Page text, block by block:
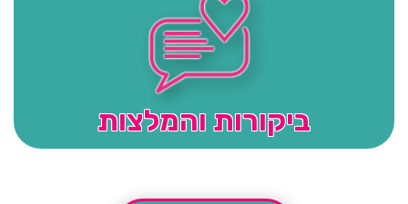
ביקורות והמלצות